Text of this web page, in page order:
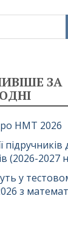
ЗА
НМТ 2026
підручників
(2026-2027
у
з